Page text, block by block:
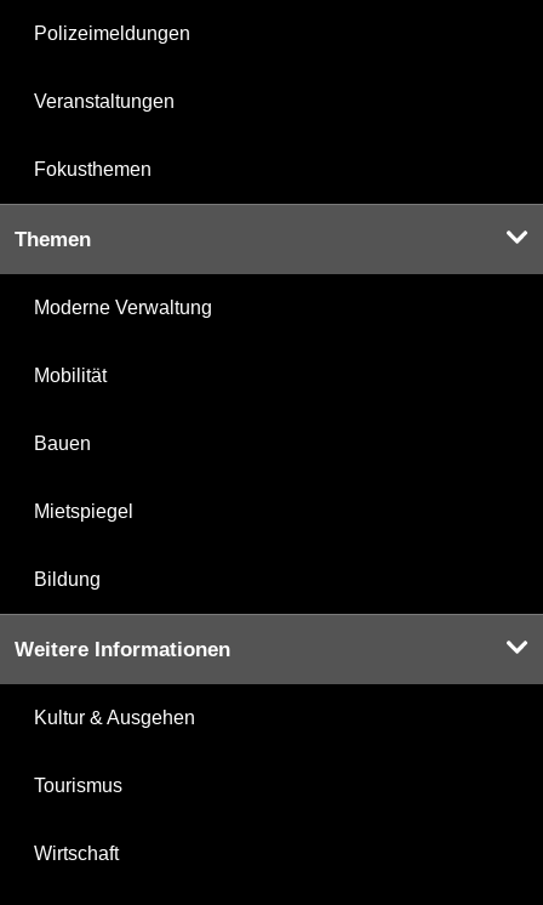
Polizeimeldungen
Veranstaltungen
Fokusthemen
Themen
Moderne Verwaltung
Mobilität
Bauen
Mietspiegel
Bildung
Weitere Informationen
Kultur & Ausgehen
Tourismus
Wirtschaft